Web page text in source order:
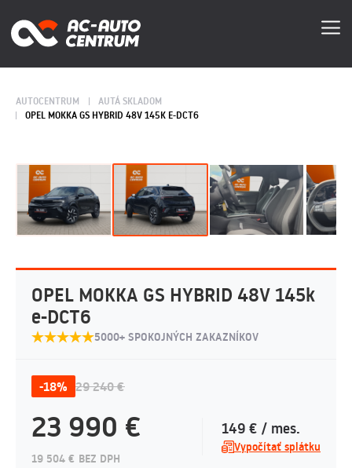
AUTOCENTRUM
AUTÁ SKLADOM
OPEL MOKKA GS HYBRID 48V 145K E-DCT6
OPEL MOKKA GS HYBRID 48V 145k
e-DCT6
5000+ SPOKOJNÝCH ZAKAZNÍKOV
-18% 29 240 €
23 990 €
19 504 € BEZ DPH
149 € / mes.
Vypočítať splátku